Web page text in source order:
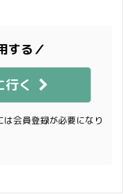
する／
く
会員登録が必要になり